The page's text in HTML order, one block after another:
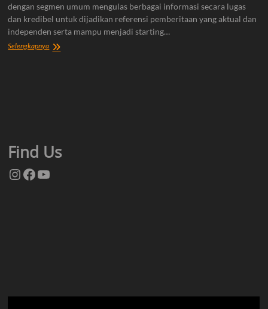
dengan segmen umum mengulas berbagai informasi secara lugas
dan kredibel untuk dijadikan referensi pemberitaan yang aktual dan
independen serta mampu menjadi starting…
SelengkapnyaTentang
Find Us
Instagram
Facebook
YouTube